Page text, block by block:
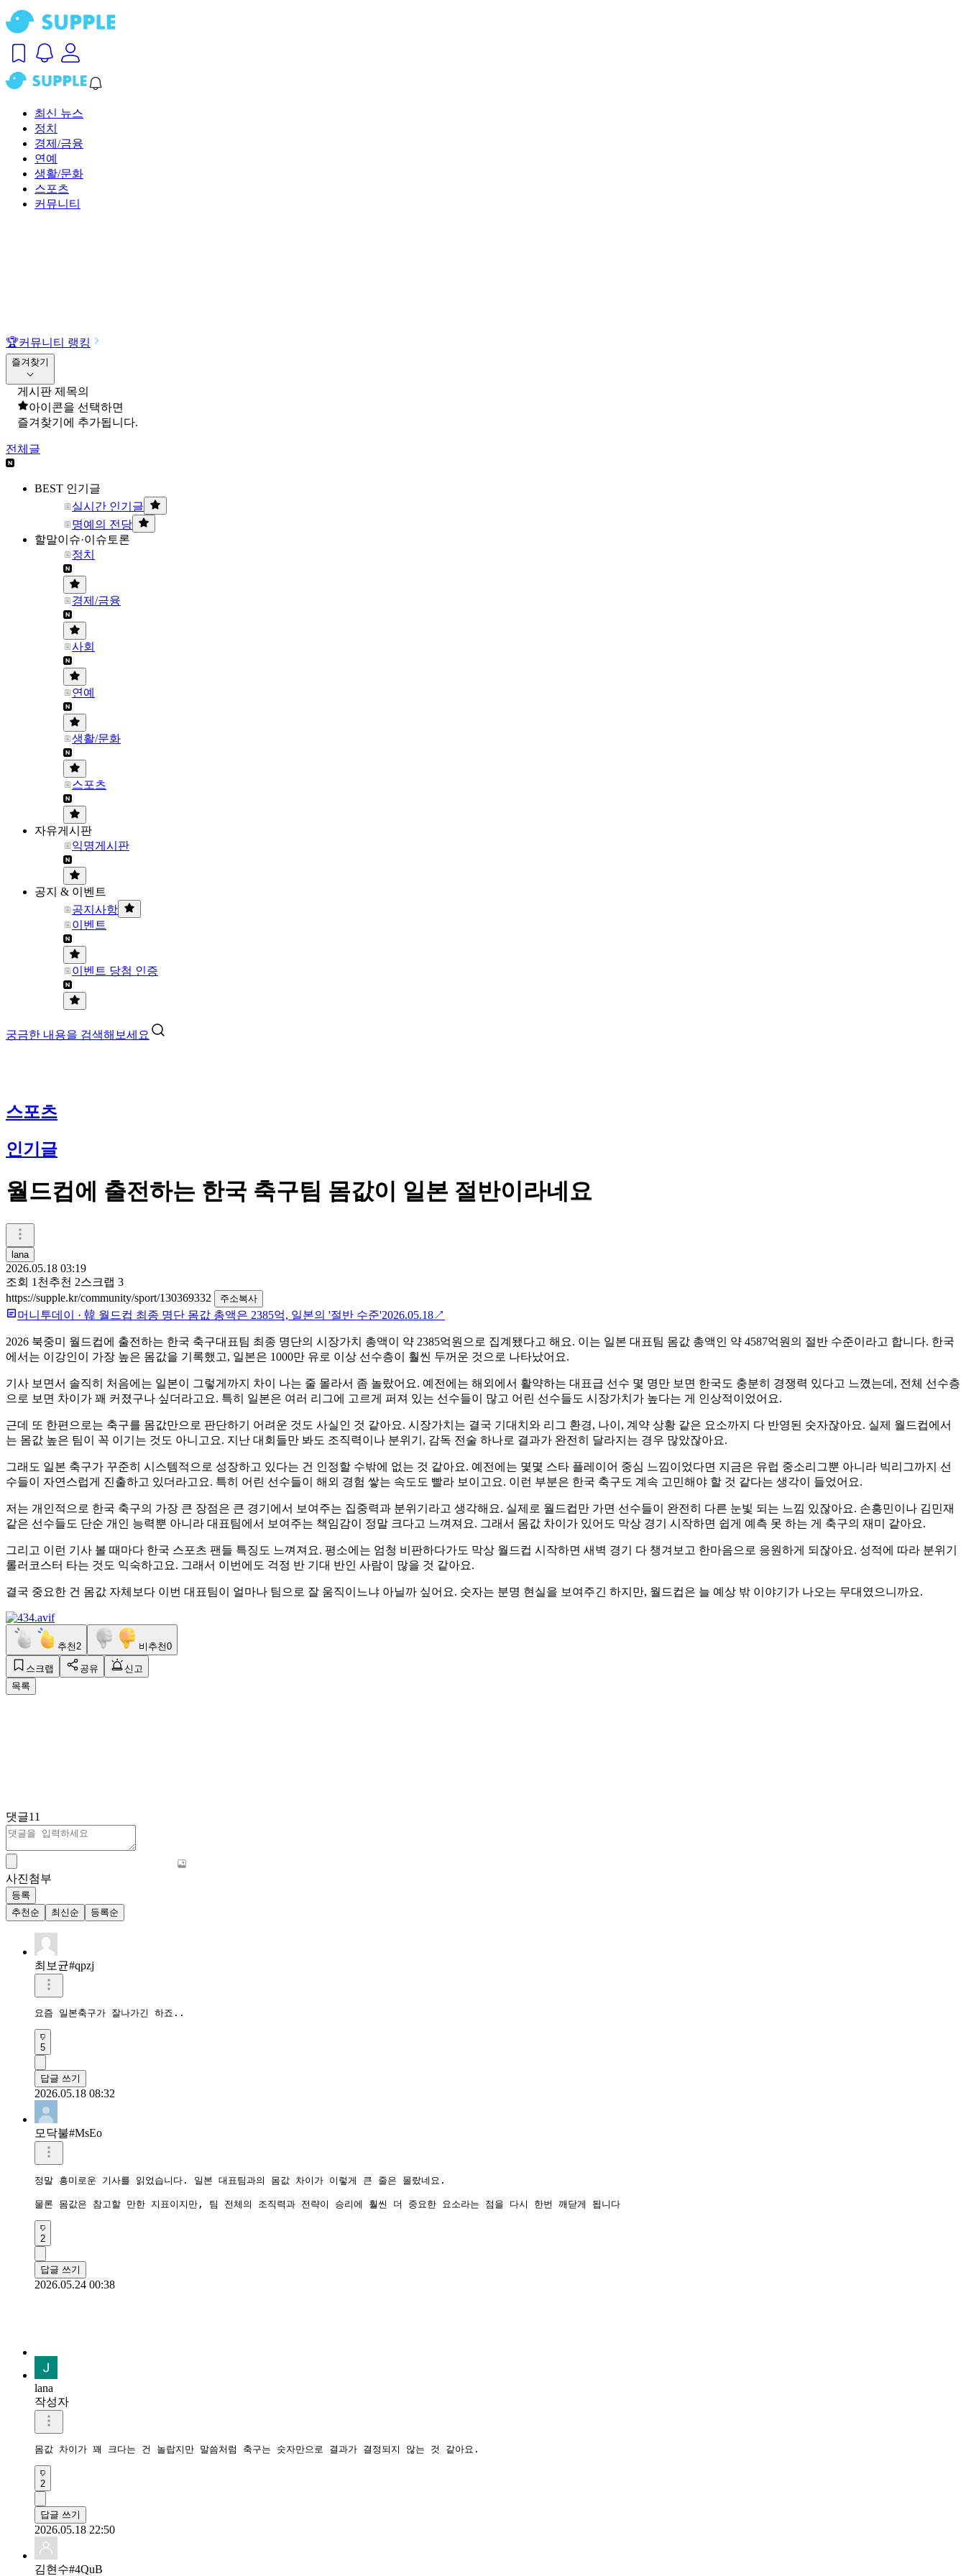
최신 뉴스
정치
경제/금융
연예
생활/문화
스포츠
커뮤니티
🏆커뮤니티 랭킹
즐겨찾기
게시판 제목의
아이콘을 선택하면
즐겨찾기에 추가됩니다.
전체글
BEST 인기글
실시간 인기글
명예의 전당
할말이슈·이슈토론
정치
경제/금융
사회
연예
생활/문화
스포츠
자유게시판
익명게시판
공지 & 이벤트
공지사항
이벤트
이벤트 당첨 인증
궁금한 내용을 검색해보세요
스포츠
인기글
월드컵에 출전하는 한국 축구팀 몸값이 일본 절반이라네요
lana
2026.05.18 03:19
조회 1천 추천 2스크랩 3
https://supple.kr/community/sport/130369332
주소복사
머니투데이 · 韓 월드컵 최종 명단 몸값 총액은 2385억, 일본의 '절반 수준'2026.05.18↗
2026 북중미 월드컵에 출전하는 한국 축구대표팀 최종 명단의 시장가치 총액이 약 2385억원으로 집계됐다고 해요. 이는 일본 대표팀 몸값 총액인 약 4587억원의 절반 수준이라고 합니다. 한국
에서는 이강인이 가장 높은 몸값을 기록했고, 일본은 1000만 유로 이상 선수층이 훨씬 두꺼운 것으로 나타났어요.
기사 보면서 솔직히 처음에는 일본이 그렇게까지 차이 나는 줄 몰라서 좀 놀랐어요. 예전에는 해외에서 활약하는 대표급 선수 몇 명만 보면 한국도 충분히 경쟁력 있다고 느꼈는데, 전체 선수층
으로 보면 차이가 꽤 커졌구나 싶더라고요. 특히 일본은 여러 리그에 고르게 퍼져 있는 선수들이 많고 어린 선수들도 시장가치가 높다는 게 인상적이었어요.
근데 또 한편으로는 축구를 몸값만으로 판단하기 어려운 것도 사실인 것 같아요. 시장가치는 결국 기대치와 리그 환경, 나이, 계약 상황 같은 요소까지 다 반영된 숫자잖아요. 실제 월드컵에서
는 몸값 높은 팀이 꼭 이기는 것도 아니고요. 지난 대회들만 봐도 조직력이나 분위기, 감독 전술 하나로 결과가 완전히 달라지는 경우 많았잖아요.
그래도 일본 축구가 꾸준히 시스템적으로 성장하고 있다는 건 인정할 수밖에 없는 것 같아요. 예전에는 몇몇 스타 플레이어 중심 느낌이었다면 지금은 유럽 중소리그뿐 아니라 빅리그까지 선
수들이 자연스럽게 진출하고 있더라고요. 특히 어린 선수들이 해외 경험 쌓는 속도도 빨라 보이고요. 이런 부분은 한국 축구도 계속 고민해야 할 것 같다는 생각이 들었어요.
저는 개인적으로 한국 축구의 가장 큰 장점은 큰 경기에서 보여주는 집중력과 분위기라고 생각해요. 실제로 월드컵만 가면 선수들이 완전히 다른 눈빛 되는 느낌 있잖아요. 손흥민이나 김민재
같은 선수들도 단순 개인 능력뿐 아니라 대표팀에서 보여주는 책임감이 정말 크다고 느껴져요. 그래서 몸값 차이가 있어도 막상 경기 시작하면 쉽게 예측 못 하는 게 축구의 재미 같아요.
그리고 이런 기사 볼 때마다 한국 스포츠 팬들 특징도 느껴져요. 평소에는 엄청 비판하다가도 막상 월드컵 시작하면 새벽 경기 다 챙겨보고 한마음으로 응원하게 되잖아요. 성적에 따라 분위기
롤러코스터 타는 것도 익숙하고요. 그래서 이번에도 걱정 반 기대 반인 사람이 많을 것 같아요.
결국 중요한 건 몸값 자체보다 이번 대표팀이 얼마나 팀으로 잘 움직이느냐 아닐까 싶어요. 숫자는 분명 현실을 보여주긴 하지만, 월드컵은 늘 예상 밖 이야기가 나오는 무대였으니까요.
추천 2 비추천0
스크랩 공유
신고
목록
댓글11
사진첨부
등록
추천순
최신순 등록순
최보균#qpzj
요즘 일본축구가 잘나가긴 하죠..
5
답글 쓰기
2026.05.18 08:32
모닥불#MsEo
정말 흥미로운 기사를 읽었습니다. 일본 대표팀과의 몸값 차이가 이렇게 큰 줄은 몰랐네요.
물론 몸값은 참고할 만한 지표이지만, 팀 전체의 조직력과 전략이 승리에 훨씬 더 중요한 요소라는 점을 다시 한번 깨닫게 됩니다
2
답글 쓰기
2026.05.24 00:38
lana
작성자
몸값 차이가 꽤 크다는 건 놀랍지만 말씀처럼 축구는 숫자만으로 결과가 결정되지 않는 것 같아요.
2
답글 쓰기
2026.05.18 22:50
김현수#4QuB